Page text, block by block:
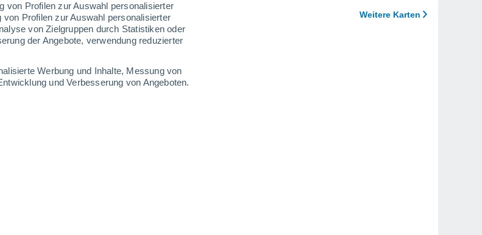
von Profilen zur Auswahl personalisierter
Profilen zur Auswahl personalisierter
von Zielgruppen durch Statistiken oder
der Angebote, verwendung reduzierter
Werbung und Inhalte, Messung von
und Verbesserung von Angeboten.
Weitere Karten